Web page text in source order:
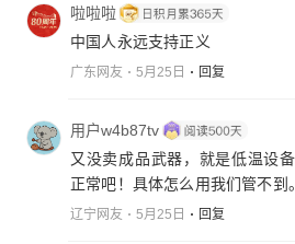
啦啦啦
中国人永远支持正义
广东网友 5月25日 回复
用户w4b87tv
又没卖成品武器，就是低温设
正常吧！具体怎么用我们管不到。
辽宁网友 5月25日 回复